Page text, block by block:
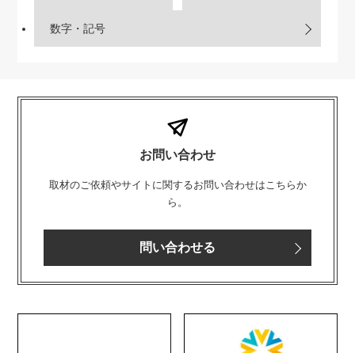
数字・記号
お問い合わせ
取材のご依頼やサイトに関するお問い合わせはこちらか
ら。
問い合わせる